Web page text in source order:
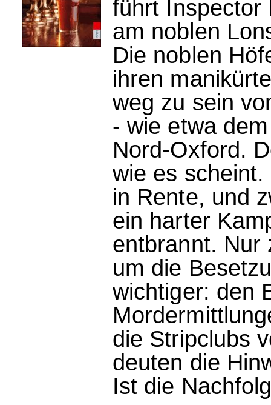
führt Inspector
am noblen
Die noblen
ihren
weg zu sein
- wie etwa
Nord-Oxford.
wie es
in Rente, und
ein harter
entbrannt. Nur
um die
wichtiger: den
die Stripclubs
deuten die
Ist die